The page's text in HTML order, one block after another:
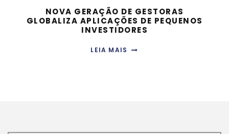
NOVA GERAÇÃO DE GESTORAS
GLOBALIZA APLICAÇÕES DE PEQUENOS
INVESTIDORES
LEIA MAIS